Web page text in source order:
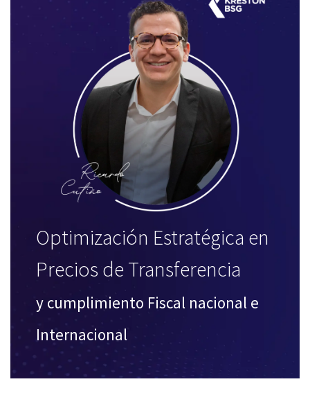
Optimización Estratégica en
Precios de Transferencia
y cumplimiento Fiscal nacional e
Internacional